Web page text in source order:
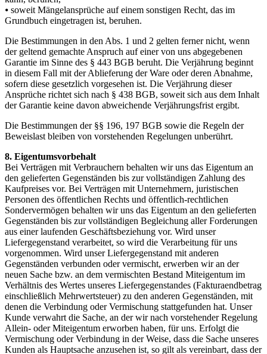
⦁ soweit Mängelansprüche auf einem sonstigen Recht, das im
Grundbuch eingetragen ist, beruhen.
Die Bestimmungen in den Abs. 1 und 2 gelten ferner nicht, wenn
der geltend gemachte Anspruch auf einer von uns abgegebenen
Garantie im Sinne des § 443 BGB beruht. Die Verjährung beginnt
in diesem Fall mit der Ablieferung der Ware oder deren Abnahme,
sofern diese gesetzlich vorgesehen ist. Die Verjährung dieser
Ansprüche richtet sich nach § 438 BGB, soweit sich aus dem Inhalt
der Garantie keine davon abweichende Verjährungsfrist ergibt.
Die Bestimmungen der §§ 196, 197 BGB sowie die Regeln der
Beweislast bleiben von vorstehenden Regelungen unberührt.
8. Eigentumsvorbehalt
Bei Verträgen mit Verbrauchern behalten wir uns das Eigentum an
den gelieferten Gegenständen bis zur vollständigen Zahlung des
Kaufpreises vor. Bei Verträgen mit Unternehmern, juristischen
Personen des öffentlichen Rechts und öffentlich-rechtlichen
Sondervermögen behalten wir uns das Eigentum an den gelieferten
Gegenständen bis zur vollständigen Begleichung aller Forderungen
aus einer laufenden Geschäftsbeziehung vor. Wird unser
Liefergegenstand verarbeitet, so wird die Verarbeitung für uns
vorgenommen. Wird unser Liefergegenstand mit anderen
Gegenständen verbunden oder vermischt, erwerben wir an der
neuen Sache bzw. an dem vermischten Bestand Miteigentum im
Verhältnis des Wertes unseres Liefergegenstandes (Fakturaendbetrag
einschließlich Mehrwertsteuer) zu den anderen Gegenständen, mit
denen die Verbindung oder Vermischung stattgefunden hat. Unser
Kunde verwahrt die Sache, an der wir nach vorstehender Regelung
Allein- oder Miteigentum erworben haben, für uns. Erfolgt die
Vermischung oder Verbindung in der Weise, dass die Sache unseres
Kunden als Hauptsache anzusehen ist, so gilt als vereinbart, dass der